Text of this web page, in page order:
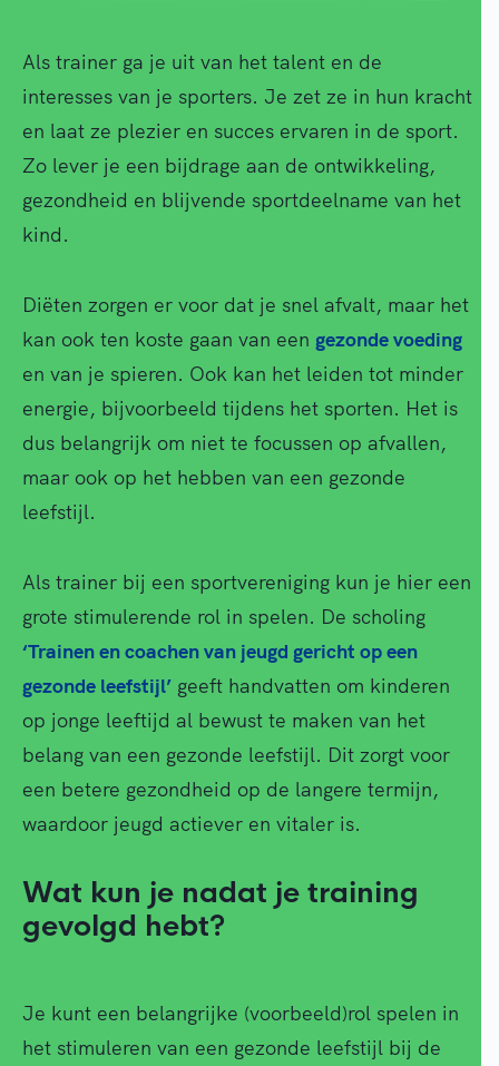
Als trainer ga je uit van het talent en de
interesses van je sporters. Je zet ze in hun kracht
en laat ze plezier en succes ervaren in de sport.
Zo lever je een bijdrage aan de ontwikkeling,
gezondheid en blijvende sportdeelname van het
kind.
Diëten zorgen er voor dat je snel afvalt, maar het
kan ook ten koste gaan van een gezonde voeding
en van je spieren. Ook kan het leiden tot minder
energie, bijvoorbeeld tijdens het sporten. Het is
dus belangrijk om niet te focussen op afvallen,
maar ook op het hebben van een gezonde
leefstijl.
Als trainer bij een sportvereniging kun je hier een
grote stimulerende rol in spelen. De scholing
‘Trainen en coachen van jeugd gericht op een
gezonde leefstijl’ geeft handvatten om kinderen
op jonge leeftijd al bewust te maken van het
belang van een gezonde leefstijl. Dit zorgt voor
een betere gezondheid op de langere termijn,
waardoor jeugd actiever en vitaler is.
Wat kun je nadat je training
gevolgd hebt?
Je kunt een belangrijke (voorbeeld)rol spelen in
het stimuleren van een gezonde leefstijl bij de